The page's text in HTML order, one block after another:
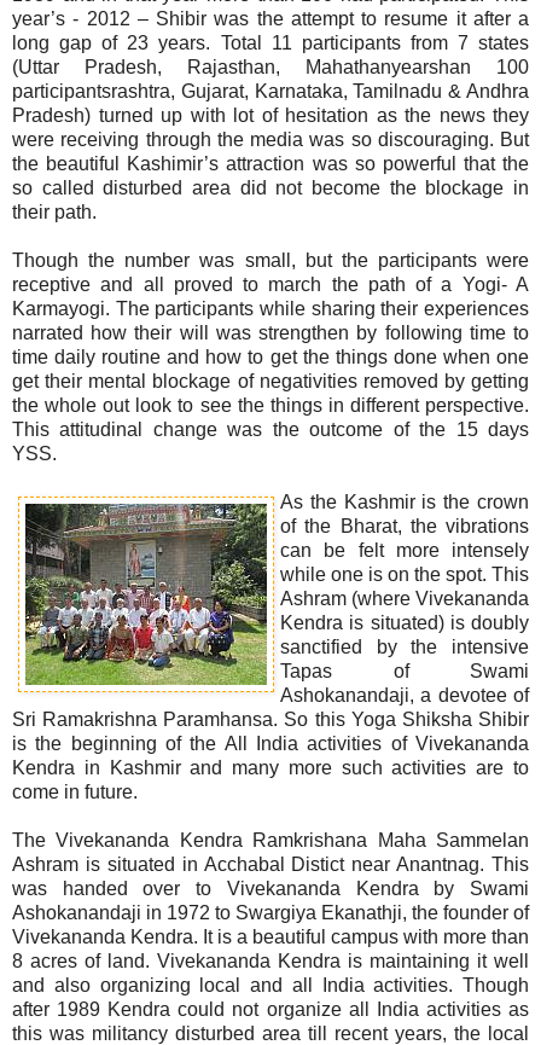
year’s - 2012 – Shibir was the attempt to resume it after a
long gap of 23 years. Total 11 participants from 7 states
(Uttar Pradesh, Rajasthan, Mahathanyearshan 100
participantsrashtra, Gujarat, Karnataka, Tamilnadu & Andhra
Pradesh) turned up with lot of hesitation as the news they
were receiving through the media was so discouraging. But
the beautiful Kashimir’s attraction was so powerful that the
so called disturbed area did not become the blockage in
their path.
Though the number was small, but the participants were
receptive and all proved to march the path of a Yogi- A
Karmayogi. The participants while sharing their experiences
narrated how their will was strengthen by following time to
time daily routine and how to get the things done when one
get their mental blockage of negativities removed by getting
the whole out look to see the things in different perspective.
This attitudinal change was the outcome of the 15 days
YSS.
As the Kashmir is the crown
of the Bharat, the vibrations
can be felt more intensely
while one is on the spot. This
Ashram (where Vivekananda
Kendra is situated) is doubly
sanctified by the intensive
Tapas of Swami
Ashokanandaji, a devotee of
Sri Ramakrishna Paramhansa. So this Yoga Shiksha Shibir
is the beginning of the All India activities of Vivekananda
Kendra in Kashmir and many more such activities are to
come in future.
The Vivekananda Kendra Ramkrishana Maha Sammelan
Ashram is situated in Acchabal Distict near Anantnag. This
was handed over to Vivekananda Kendra by Swami
Ashokanandaji in 1972 to Swargiya Ekanathji, the founder of
Vivekananda Kendra. It is a beautiful campus with more than
8 acres of land. Vivekananda Kendra is maintaining it well
and also organizing local and all India activities. Though
after 1989 Kendra could not organize all India activities as
this was militancy disturbed area till recent years, the local